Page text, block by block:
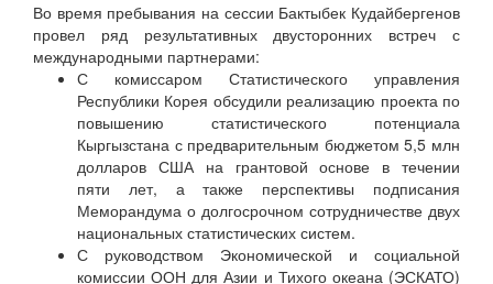
Во время пребывания на сессии Бактыбек Кудайбергенов
провел ряд результативных двусторонних встреч с
международными партнерами:
С комиссаром Статистического управления
Республики Корея обсудили реализацию проекта по
повышению статистического потенциала
Кыргызстана с предварительным бюджетом 5,5 млн
долларов США на грантовой основе в течении
пяти лет, а также перспективы подписания
Меморандума о долгосрочном сотрудничестве двух
национальных статистических систем.
С руководством Экономической и социальной
комиссии ООН для Азии и Тихого океана (ЭСКАТО)